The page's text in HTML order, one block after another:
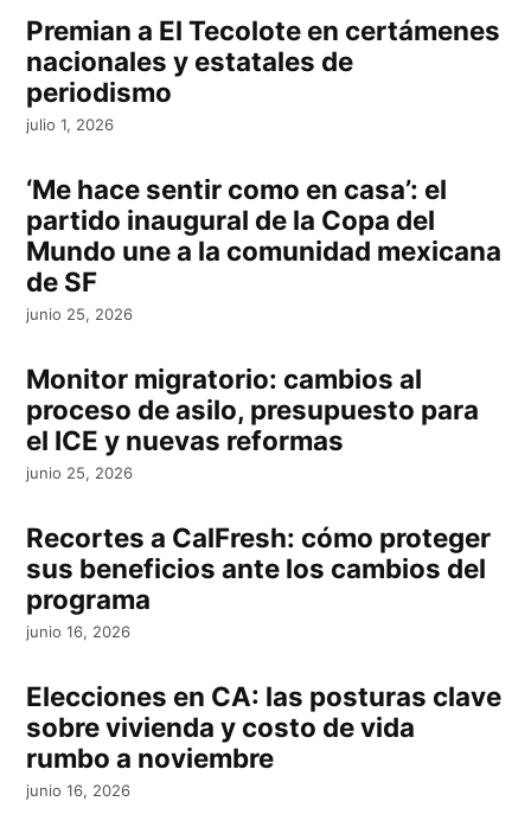
Premian a El Tecolote en certámenes
nacionales y estatales de
periodismo
julio 1, 2026
‘Me hace sentir como en casa’: el
partido inaugural de la Copa del
Mundo une a la comunidad mexicana
de SF
junio 25, 2026
Monitor migratorio: cambios al
proceso de asilo, presupuesto para
el ICE y nuevas reformas
junio 25, 2026
Recortes a CalFresh: cómo proteger
sus beneficios ante los cambios del
programa
junio 16, 2026
Elecciones en CA: las posturas clave
sobre vivienda y costo de vida
rumbo a noviembre
junio 16, 2026